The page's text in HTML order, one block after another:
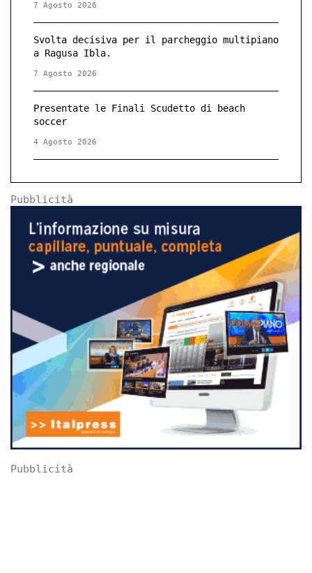
7 Agosto 2026
Svolta decisiva per il parcheggio multipiano
a Ragusa Ibla.
7 Agosto 2026
Presentate le Finali Scudetto di beach
soccer
4 Agosto 2026
Pubblicità
Pubblicità